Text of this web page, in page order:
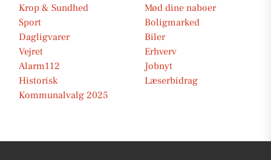
Krop & Sundhed
Mød dine naboer
Sport
Boligmarked
Dagligvarer
Biler
Vejret
Erhverv
Alarm112
Jobnyt
Historisk
Læserbidrag
Kommunalvalg 2025